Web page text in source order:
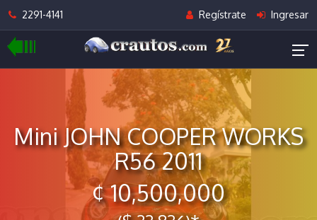
2291-4141 Regístrate Ingresar
Mini JOHN COOPER WORKS
R56 2011
¢ 10,500,000